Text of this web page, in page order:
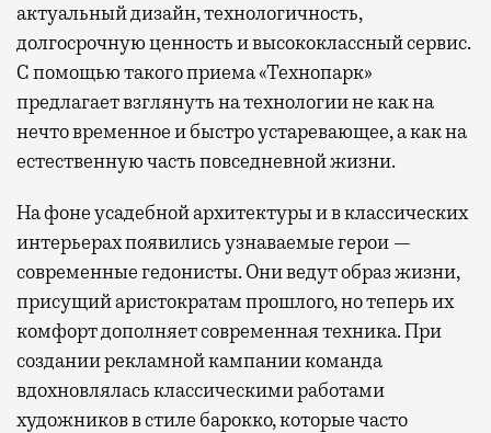
актуальный дизайн, технологичность,
долгосрочную ценность и высококлассный сервис.
С помощью такого приема «Технопарк»
предлагает взглянуть на технологии не как на
нечто временное и быстро устаревающее, а как на
естественную часть повседневной жизни.
На фоне усадебной архитектуры и в классических
интерьерах появились узнаваемые герои —
современные гедонисты. Они ведут образ жизни,
присущий аристократам прошлого, но теперь их
комфорт дополняет современная техника. При
создании рекламной кампании команда
вдохновлялась классическими работами
художников в стиле барокко, которые часто